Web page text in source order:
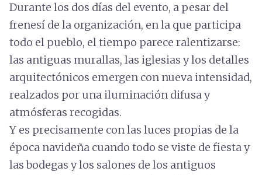
Durante los dos días del evento, a pesar del
frenesí de la organización, en la que participa
todo el pueblo, el tiempo parece ralentizarse:
las antiguas murallas, las iglesias y los detalles
arquitectónicos emergen con nueva intensidad,
realzados por una iluminación difusa y
atmósferas recogidas.
Y es precisamente con las luces propias de la
época navideña cuando todo se viste de fiesta y
las bodegas y los salones de los antiguos